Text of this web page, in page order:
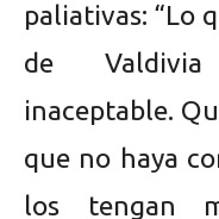
paliativas: “Lo
de Valdivia
inaceptable.
que no haya
los tengan